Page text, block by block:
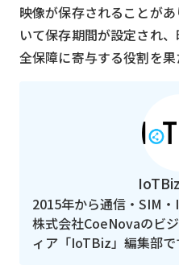
映像が保存されることが
いて保存期間が設定され
全保障に寄与する役割を果
2015年から通信・SIM
株式会社CoeNovaのビ
ィア「IoTBiz」編集部で